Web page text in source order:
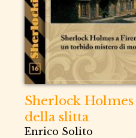
Sherlock
della slitta
Enrico Solito